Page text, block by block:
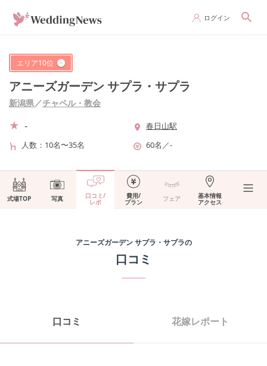
ログイン
エリア10位
アニーズガーデン サプラ・サプラ
新潟県／チャペル・教会
-
春日山駅
人数
10名〜35名 60名 ／-
式場TOP 写真 口コミ/
レポ
費用/
プラン フェア 基本情報
アクセス
アニーズガーデン サプラ・サプラの
口コミ
口コミ 花嫁レポート